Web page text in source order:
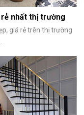
nhất thị trường
giá rẻ trên thị trường